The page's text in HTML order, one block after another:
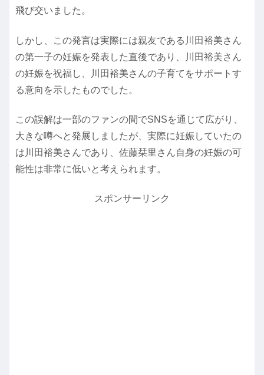
飛び交いました。
しかし、この発言は実際には親友である川田裕美さん
の第一子の妊娠を発表した直後であり、川田裕美さん
の妊娠を祝福し、川田裕美さんの子育てをサポートす
る意向を示したものでした。
この誤解は一部のファンの間でSNSを通じて広がり、
大きな噂へと発展しましたが、実際に妊娠していたの
は川田裕美さんであり、佐藤栞里さん自身の妊娠の可
能性は非常に低いと考えられます。
スポンサーリンク